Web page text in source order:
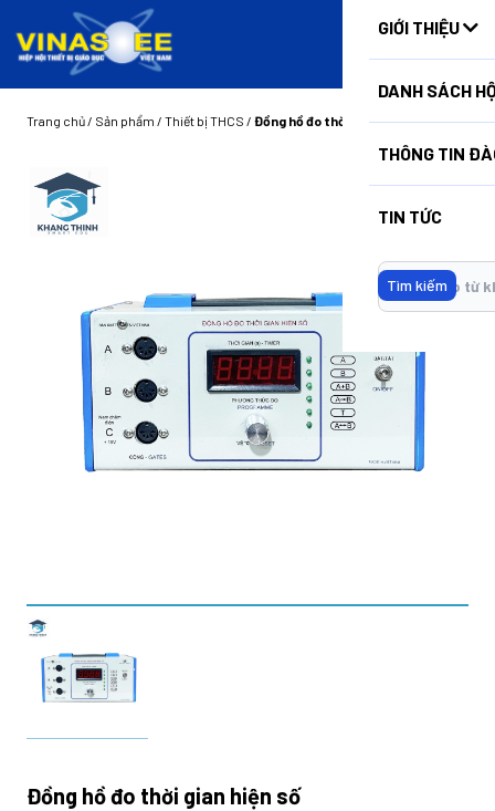
HUẤN
GIỚI THIỆU
DANH SÁCH
THÔNG TIN
TIN TỨC
Tìm kiếm
Trang chủ/ Sản phẩm / Thiết bị THCS / Đồng hồ đo thời gian hiện số
Đồng hồ đo thời gian hiện số